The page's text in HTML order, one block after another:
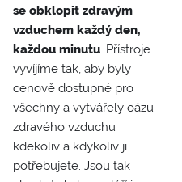
se obklopit zdravým
vzduchem každý den,
každou minutu. Přístroje
vyvíjíme tak, aby byly
cenově dostupné pro
všechny a vytvářely oázu
zdravého vzduchu
kdekoliv a kdykoliv ji
potřebujete. Jsou tak